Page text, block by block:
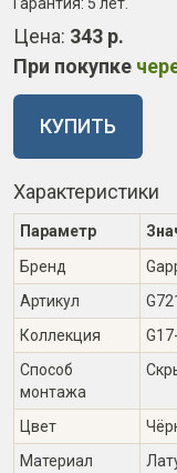
Цена: 343 р.
При покупке
КУПИТЬ
Характеристики
Параметр
Бренд
Артикул
Коллекция
Способ
монтажа
Цвет
Материал